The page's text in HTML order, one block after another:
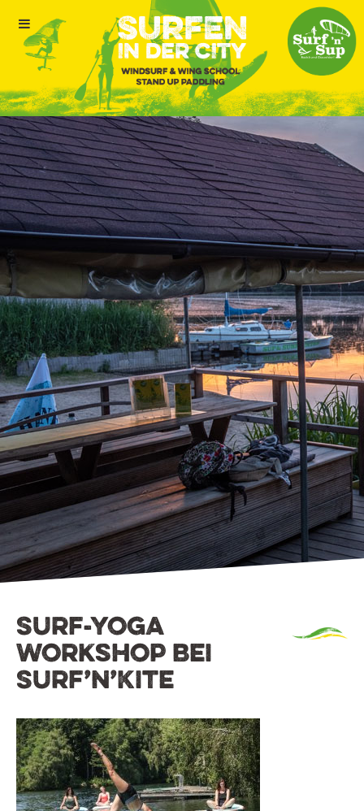
Surf-Yoga
Workshop bei
Surf’n’Kite